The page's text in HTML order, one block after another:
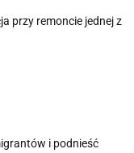
przy remoncie jednej z
i podnieść